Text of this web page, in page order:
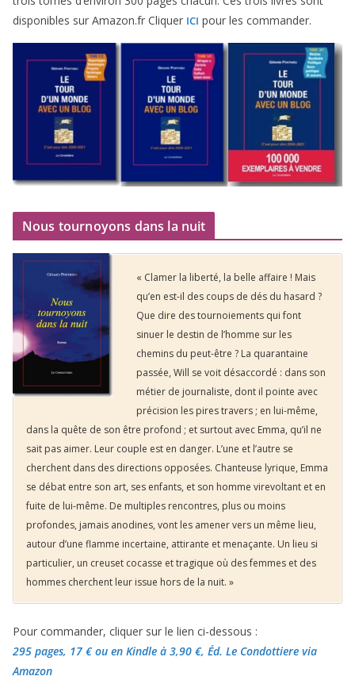
dis­po­nibles sur Amazon​.fr Cliquer ICI pour les commander.
Nous tournoyons dans la nuit
« Clamer la liberté, la belle affaire ! Mais
qu’en est-il des coups de dés du hasard ?
Que dire des tournoiements qui font
sinuer le destin de l’homme sur les
chemins du peut-être ? La quarantaine
passée, Will se voit désaccordé : dans son
métier de journaliste, dont il pointe avec
précision les pires travers ; en lui-même,
dans la quête de son être profond ; et surtout avec Emma, qu’il ne
sait pas aimer. Leur couple est en danger. L’une et l’autre se
cherchent dans des directions opposées. Chanteuse lyrique, Emma
se débat entre son art, ses enfants, et son homme virevoltant et en
fuite de lui-même. De multiples rencontres, plus ou moins
profondes, jamais anodines, vont les amener vers un même lieu,
autour d’une flamme incertaine, attirante et menaçante. Un lieu si
particulier, un creuset cocasse et tragique où des femmes et des
hommes cherchent leur issue hors de la nuit. »
Pour commander, cliquer sur le lien ci-dessous :
295 pages, 17 €ou en Kindle à 3,90 €, Éd. Le Condottiere via
Amazon